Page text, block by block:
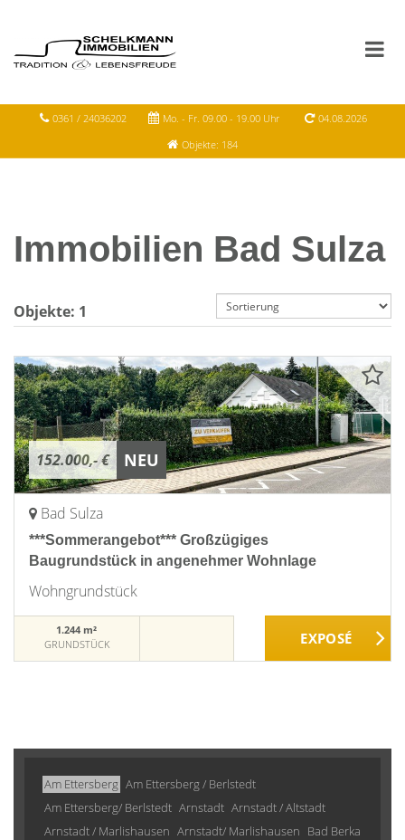
0361 / 24036202 Mo. - Fr. 09.00 - 19.00 Uhr
04.08.2026
Objekte: 184
Immobilien Bad Sulza
Objekte: 1
152.000,- € NEU
Bad Sulza
***Sommerangebot*** Großzügiges
Baugrundstück in angenehmer Wohnlage
Wohngrundstück
1.244 m²
GRUNDSTÜCK
Am Ettersberg Am Ettersberg / Berlstedt
Am Ettersberg/ Berlstedt Arnstadt Arnstadt / Altstadt
Arnstadt / Marlishausen Arnstadt/ Marlishausen Bad Berka